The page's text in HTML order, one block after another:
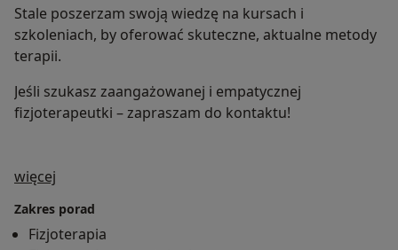
Stale poszerzam swoją wiedzę na kursach i
szkoleniach, by oferować skuteczne, aktualne metody
terapii.
Jeśli szukasz zaangażowanej i empatycznej
fizjoterapeutki – zapraszam do kontaktu!
więcej
Zakres porad
Fizjoterapia